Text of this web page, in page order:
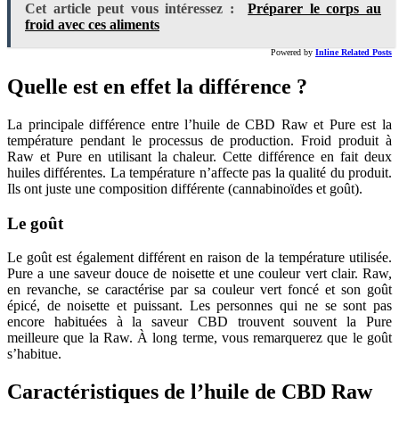
Cet article peut vous intéressez :
Préparer le corps au
froid avec ces aliments
Powered by Inline Related Posts
Quelle est en effet la différence ?
La principale différence entre l’huile de CBD Raw et Pure est la
température pendant le processus de production. Froid produit à
Raw et Pure en utilisant la chaleur. Cette différence en fait deux
huiles différentes. La température n’affecte pas la qualité du produit.
Ils ont juste une composition différente (cannabinoïdes et goût).
Le goût
Le goût est également différent en raison de la température utilisée.
Pure a une saveur douce de noisette et une couleur vert clair. Raw,
en revanche, se caractérise par sa couleur vert foncé et son goût
épicé, de noisette et puissant. Les personnes qui ne se sont pas
encore habituées à la saveur CBD trouvent souvent la Pure
meilleure que la Raw. À long terme, vous remarquerez que le goût
s’habitue.
Caractéristiques de l’huile de CBD Raw